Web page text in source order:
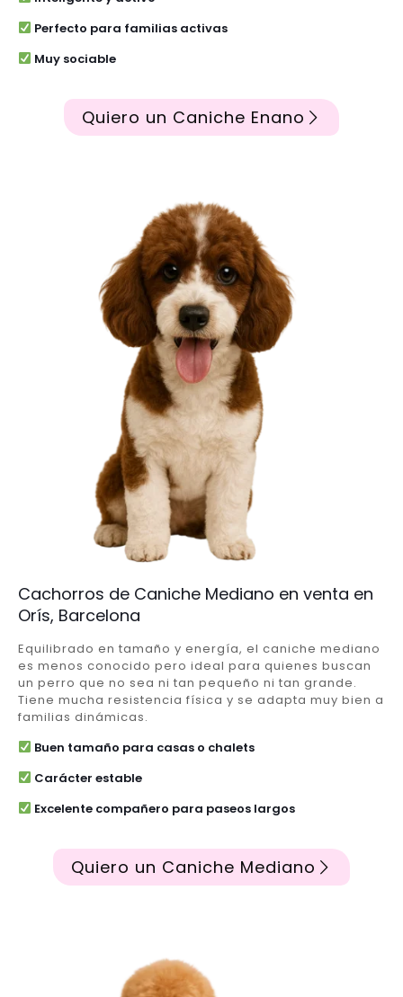
Perfecto para familias activas
Muy sociable
Quiero un Caniche Enano
Cachorros de Caniche Mediano en venta en
Orís, Barcelona
Equilibrado en tamaño y energía, el caniche mediano
es menos conocido pero ideal para quienes buscan
un perro que no sea ni tan pequeño ni tan grande.
Tiene mucha resistencia física y se adapta muy bien a
familias dinámicas.
Buen tamaño para casas o chalets
Carácter estable
Excelente compañero para paseos largos
Quiero un Caniche Mediano